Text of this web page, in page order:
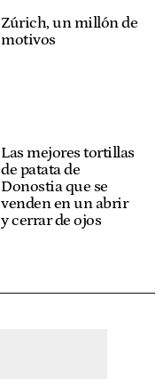
Zúrich, un millón de
motivos
Las mejores tortillas
de patata de
Donostia que se
venden en un abrir
y cerrar de ojos